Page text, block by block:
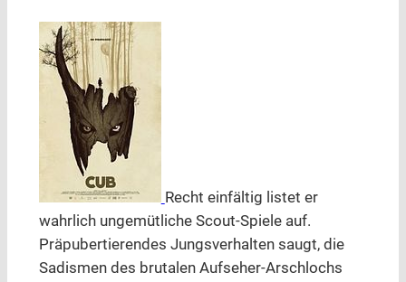
Recht einfältig listet er
wahrlich ungemütliche Scout-Spiele auf.
Präpubertierendes Jungsverhalten saugt, die
Sadismen des brutalen Aufseher-Arschlochs